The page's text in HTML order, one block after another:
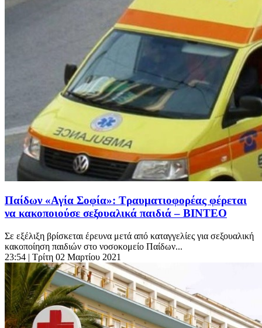
Παίδων «Αγία Σοφία»: Τραυματιοφορέας φέρεται
να κακοποιούσε σεξουαλικά παιδιά – ΒΙΝΤΕΟ
Σε εξέλιξη βρίσκεται έρευνα μετά από καταγγελίες για σεξουαλική
κακοποίηση παιδιών στο νοσοκομείο Παίδων...
23:54 | Τρίτη 02 Μαρτίου 2021